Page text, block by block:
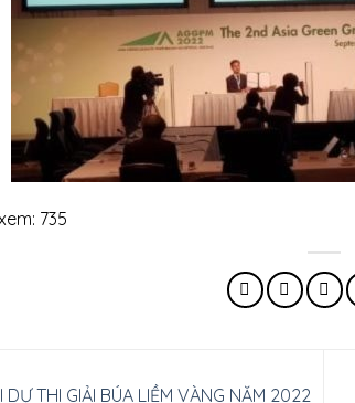
735
DỰ THI GIẢI BÚA LIỀM VÀNG NĂM 2022